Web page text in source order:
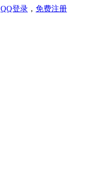
QQ登录 ， 免费注册